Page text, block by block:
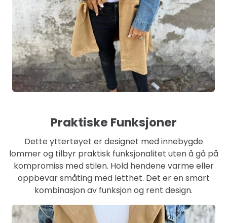
Praktiske Funksjoner
Dette yttertøyet er designet med innebygde
lommer og tilbyr praktisk funksjonalitet uten å gå på
kompromiss med stilen. Hold hendene varme eller
oppbevar småting med letthet. Det er en smart
kombinasjon av funksjon og rent design.